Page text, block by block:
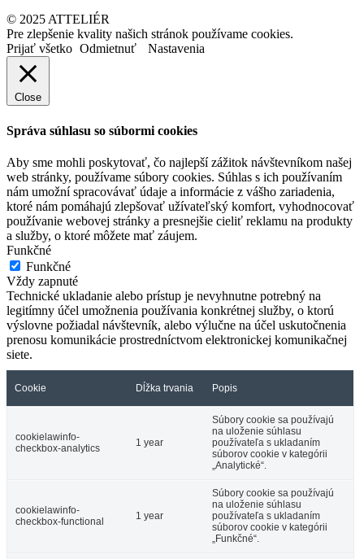
© 2025 ATTELIÉR
Pre zlepšenie kvality našich stránok používame cookies.
Prijať všetko Odmietnuť Nastavenia
Close
Správa súhlasu so súbormi cookies
Aby sme mohli poskytovať, čo najlepší zážitok návštevníkom našej
web stránky, používame súbory cookies. Súhlas s ich používaním
nám umožní spracovávať údaje a informácie z vášho zariadenia,
ktoré nám pomáhajú zlepšovať užívateľský komfort, vyhodnocovať
používanie webovej stránky a presnejšie cieliť reklamu na produkty
a služby, o ktoré môžete mať záujem.
Funkčné
Funkčné
Vždy zapnuté
Technické ukladanie alebo prístup je nevyhnutne potrebný na
legitímny účel umožnenia používania konkrétnej služby, o ktorú
výslovne požiadal návštevník, alebo výlučne na účel uskutočnenia
prenosu komunikácie prostredníctvom elektronickej komunikačnej
siete.
Cookie Dĺžka trvania Popis
cookielawinfo-
checkbox-analytics
1 year
Súbory cookie sa používajú
na uloženie súhlasu
používateľa s ukladaním
súborov cookie v kategórii
„Analytické“.
cookielawinfo-
checkbox-functional
1 year
Súbory cookie sa používajú
na uloženie súhlasu
používateľa s ukladaním
súborov cookie v kategórii
„Funkčné“.